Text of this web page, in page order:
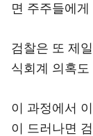
면 주주들에
검찰은 또 제
식회계 의혹
이 과정에서
이 드러나면